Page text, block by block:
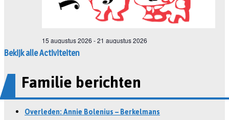
Bekijk alle Activiteiten
Familie berichten
Overleden: Annie Bolenius – Berkelmans